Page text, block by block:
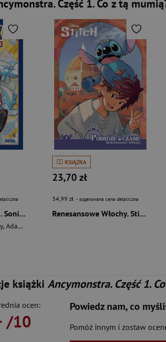
Część 1. Co z tą
Wszystko albo nic 2. Sonic the Hedgehog. Tom 14 wyd. 2
,Adam Bryce Thomas
KSIĄŻKA
23,70 zł
34,99 zł - sugerowana cena detaliczna
Renesansowe Włochy. Stitch. Podróże w czasie. Tom 2
książki Ancymonstra. Część 1.
ocen:
/10
Powiedz nam, co
Pomóż innym i zostaw